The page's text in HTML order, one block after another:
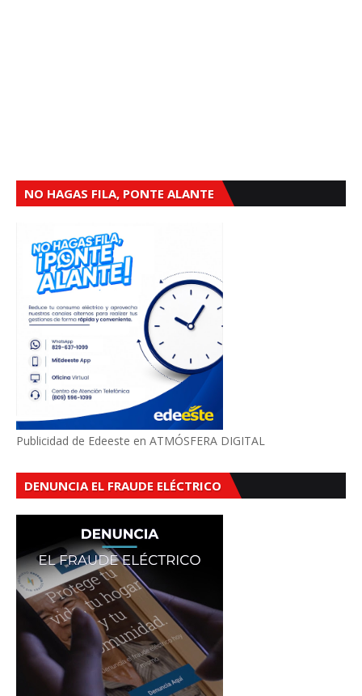
NO HAGAS FILA, PONTE ALANTE
Publicidad de Edeeste en ATMÓSFERA DIGITAL
DENUNCIA EL FRAUDE ELÉCTRICO